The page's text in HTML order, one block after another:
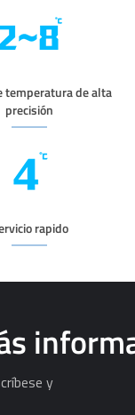
temperatura de alta
precisión
rapido
y